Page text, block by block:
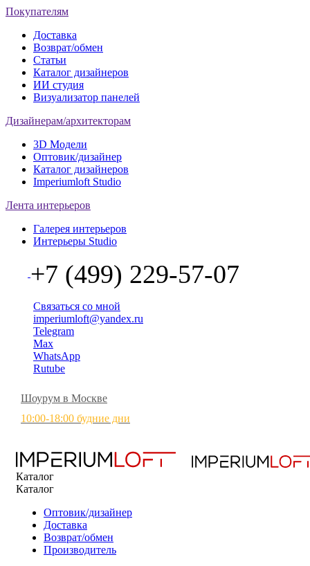
Покупателям
Доставка
Возврат/обмен
Статьи
Каталог дизайнеров
ИИ студия
Визуализатор панелей
Дизайнерам/архитекторам
3D Модели
Оптовик/дизайнер
Каталог дизайнеров
Imperiumloft Studio
Лента интерьеров
Галерея интерьеров
Интерьеры Studio
+7 (499) 229-57-07
Связаться со мной
imperiumloft@yandex.ru
Telegram
Max
WhatsApp
Rutube
Шоурум в Москве
10:00-18:00 будние дни
Каталог
Каталог
Оптовик/дизайнер
Доставка
Возврат/обмен
Производитель